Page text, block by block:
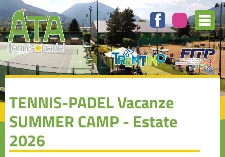
TENNIS-PADEL Vacanze
SUMMER CAMP - Estate
2026